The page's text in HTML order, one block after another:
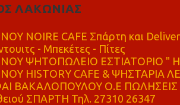
ΛΑΚΩΝΙΑΣ
NOIRE CAFE Σπάρτη και
- Μπεκέτες - Πίτες
ΨΗΤΟΠΩΛΕΙΟ ΕΣΤΙΑΤΟΡΙΟ "
HISTORY CAFE & ΨΗΣΤΑΡΙΑ
ΒΑΚΑΛΟΠΟΥΛΟΥ Ο.Ε ΠΩΛΗΣΕΙΣ
ΣΠΑΡΤΗ Τηλ. 27310 26347